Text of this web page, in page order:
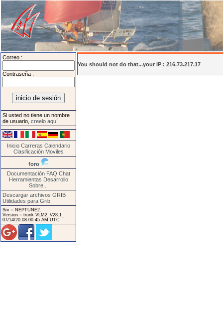
Correo :
Contraseña :
Si usted no tiene un nombre
de usuario, creelo aquí
Inicio Carreras Calendario
Clasificación Moviles
foro
Documentación FAQ Chat
Herramientas Desarrollo
Sobre...
Descargar archivos GRIB
Utilidades para Grib
Srv = NEPTUNE2.
Version = trunk VLM2_V28.1_
07/14/20 08:00:45 AM UTC
You should not do that...your IP : 216.73.217.17